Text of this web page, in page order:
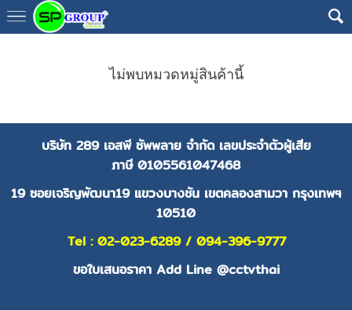
ไม่พบหมวดหมู่สินค้านี้
บริษัท 289 เอสพี ซัพพลาย จำกัด เลขประจำตัวผู้เสีย
ภาษี 0105561047468
19 ซอยเจริญพัฒนา19 แขวงบางชัน เขตคลองสามวา กรุงเทพฯ
10510
Tel : 02-023-6289 / 094-396-9777
ขอใบเสนอราคา Add Line @cctvthai